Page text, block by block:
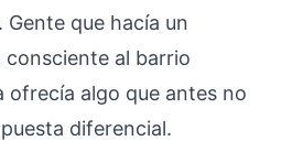
Gente que hacía un
consciente al barrio
ofrecía algo que antes no
diferencial.